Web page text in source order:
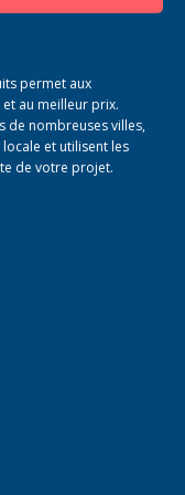
permet aux
au meilleur prix.
de nombreuses villes,
et utilisent les
de votre projet.